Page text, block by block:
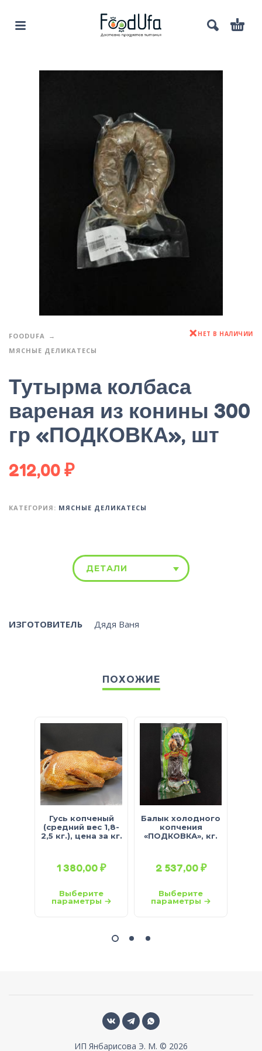
FOODUFA
МЯСНЫЕ ДЕЛИКАТЕСЫ
НЕТ В НАЛИЧИИ
Тутырма колбаса
вареная из конины 300
гр «ПОДКОВКА», шт
212,00₽
КАТЕГОРИЯ: МЯСНЫЕ ДЕЛИКАТЕСЫ
ДЕТАЛИ
ИЗГОТОВИТЕЛЬ Дядя Ваня
ПОХОЖИЕ
Гусь копченый
(средний вес 1,8-
2,5 кг.), цена за кг.
1 380,00₽
Выберите
параметры
Балык холодного
копчения
«ПОДКОВКА», кг.
2 537,00₽
Выберите
параметры
ИП Янбарисова Э. М. © 2026